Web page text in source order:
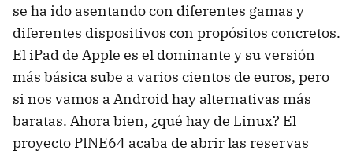
se ha ido asentando con diferentes gamas y
diferentes dispositivos con propósitos concretos.
El iPad de Apple es el dominante y su versión
más básica sube a varios cientos de euros, pero
si nos vamos a Android hay alternativas más
baratas. Ahora bien, ¿qué hay de Linux? El
proyecto PINE64 acaba de abrir las reservas